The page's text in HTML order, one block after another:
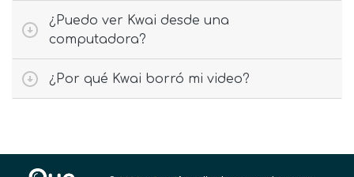
¿Puedo ver Kwai desde una
computadora?
¿Por qué Kwai borró mi video?